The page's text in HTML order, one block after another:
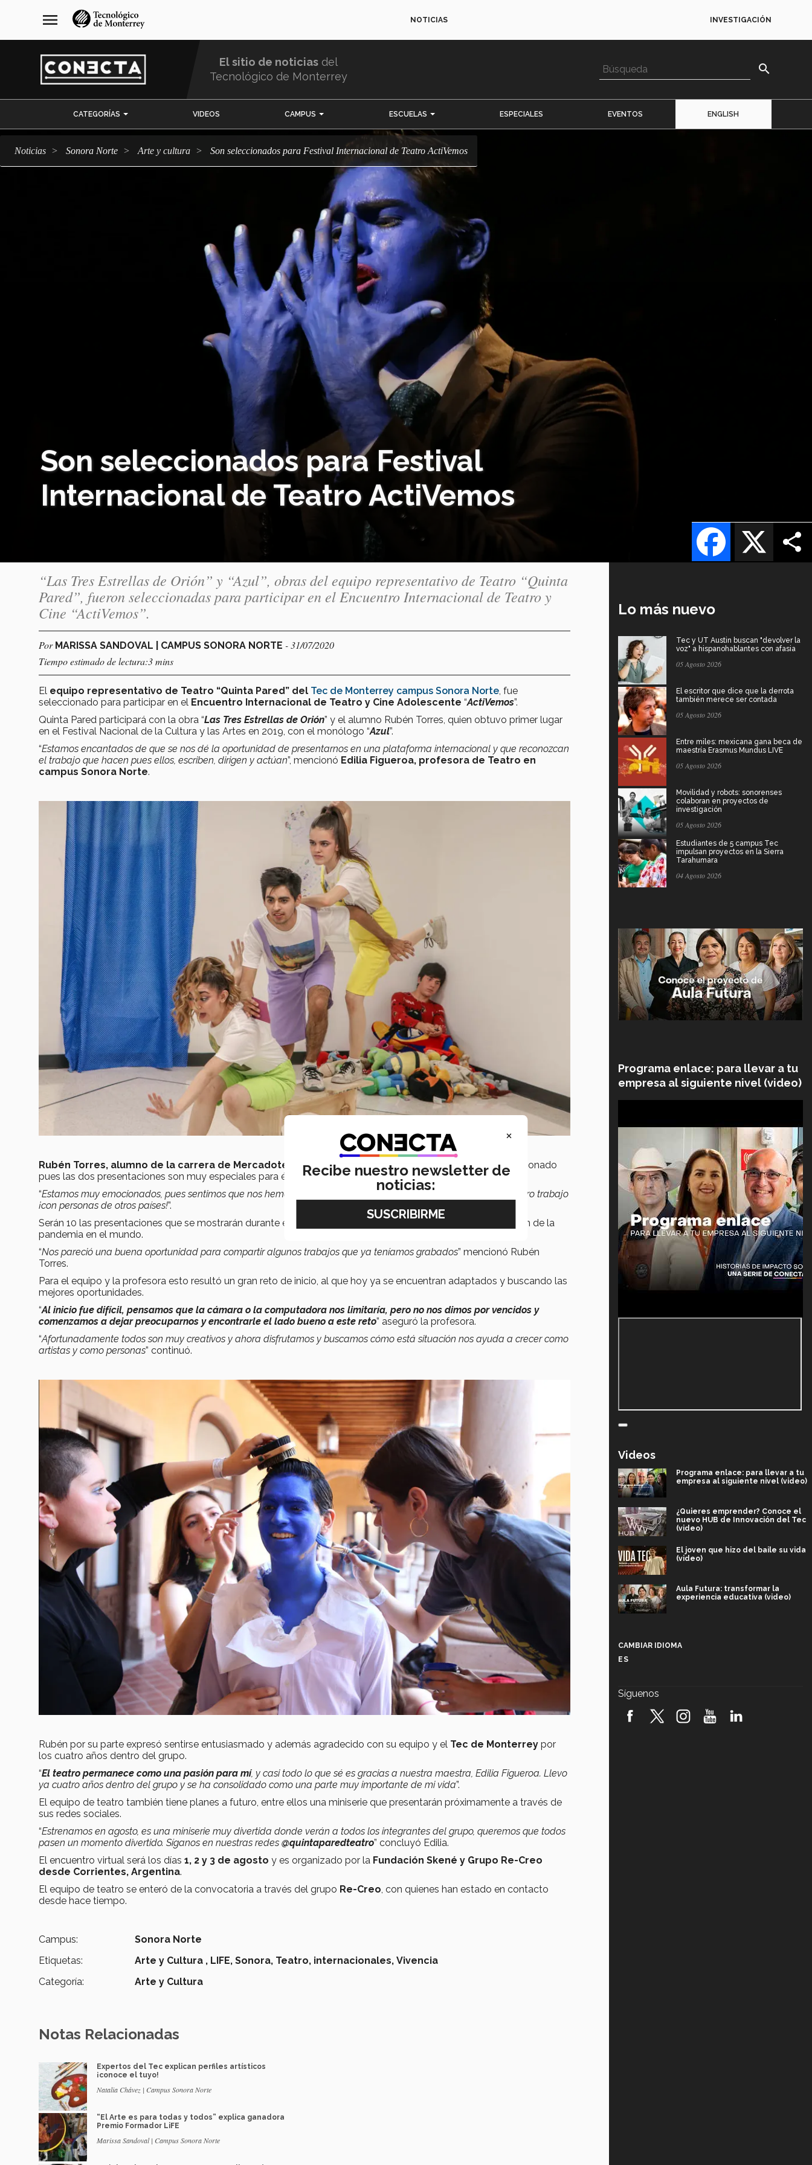
navegación
principal
menu NOTICIAS INVESTIGACIÓN
El sitio de noticias del
Tecnológico de Monterrey
search
CATEGORÍAS VIDEOS CAMPUS ESCUELAS ESPECIALES EVENTOS ENGLISH
Noticias Sonora Norte arte y cultura Son seleccionados para Festival Internacional de Teatro ActiVemos
Son seleccionados para Festival
Internacional de Teatro ActiVemos
X
Facebook
“Las Tres Estrellas de Orión” y “Azul”, obras del equipo representativo de Teatro “Quinta
Pared”, fueron seleccionadas para participar en el Encuentro Internacional de Teatro y
Cine “ActiVemos”.
Por MARISSA SANDOVAL | CAMPUS SONORA NORTE - 31/07/2020
Tiempo estimado de lectura:3 mins
El equipo representativo de Teatro “Quinta Pared” del Tec de Monterrey campus Sonora Norte , fue
seleccionado para participar en el Encuentro Internacional de Teatro y Cine Adolescente “ActiVemos”.
Quinta Pared participará con la obra “Las Tres Estrellas de Orión” y el alumno Rubén Torres, quien obtuvo primer lugar
en el Festival Nacional de la Cultura y las Artes en 2019, con el monólogo “Azul”.
“Estamos encantados de que se nos dé la oportunidad de presentarnos en una plataforma internacional y que reconozcan
el trabajo que hacen pues ellos, escriben, dirigen y actúan”, mencionó Edilia Figueroa, profesora de Teatro en
campus Sonora Norte.
Rubén Torres, alumno de la carrera de Mercadotecnia y Comunicacióncompartió sentirse muy emocionado
pues las dos presentaciones son muy especiales para él.
“Estamos muy emocionados, pues sentimos que nos hemos topado con una gran oportunidad de compartir nuestro trabajo
¡con personas de otros países!”.
Serán 10 las presentaciones que se mostrarán durante el encuentro, este año de manera digital por la situación de la
pandemia en el mundo.
“Nos pareció una buena oportunidad para compartir algunos trabajos que ya teníamos grabados” mencionó Rubén
Torres.
Para el equipo y la profesora esto resultó un gran reto de inicio, al que hoy ya se encuentran adaptados y buscando las
mejores oportunidades.
“Al inicio fue difícil, pensamos que la cámara o la computadora nos limitaría, pero no nos dimos por vencidos y
comenzamos a dejar preocuparnos y encontrarle el lado bueno a este reto” aseguró la profesora.
“Afortunadamente todos son muy creativos y ahora disfrutamos y buscamos cómo está situación nos ayuda a crecer como
artistas y como personas” continuó.
Rubén por su parte expresó sentirse entusiasmado y además agradecido con su equipo y el Tec de Monterrey por
los cuatro años dentro del grupo.
“El teatro permanece como una pasión para mí, y casi todo lo que sé es gracias a nuestra maestra, Edilia Figueroa. Llevo
ya cuatro años dentro del grupo y se ha consolidado como una parte muy importante de mi vida”.
El equipo de teatro también tiene planes a futuro, entre ellos una miniserie que presentarán próximamente a través de
sus redes sociales.
“Estrenamos en agosto, es una miniserie muy divertida donde verán a todos los integrantes del grupo, queremos que todos
pasen un momento divertido. Síganos en nuestras redes @quintaparedteatro” concluyó Edilia.
El encuentro virtual será los días 1, 2 y 3 de agosto y es organizado por la Fundación Skené y Grupo Re-Creo
desde Corrientes, Argentina.
El equipo de teatro se enteró de la convocatoria a través del grupo Re-Creo, con quienes han estado en contacto
desde hace tiempo.
Campus:
Sonora Norte
Etiquetas:
Arte y Cultura , LIFE, Sonora, Teatro, internacionales, Vivencia
Categoría:
Arte y Cultura
Notas Relacionadas
Expertos del Tec explican perfiles artísticos
¡conoce el tuyo!
Natalia Chávez | Campus Sonora Norte
“El Arte es para todas y todos” explica ganadora
Premio Formador LiFE
Marissa Sandoval | Campus Sonora Norte
Lo más nuevo
Tec y UT Austin buscan "devolver la
voz" a hispanohablantes con afasia
05 Agosto 2026
El escritor que dice que la derrota
también merece ser contada
05 Agosto 2026
Entre miles: mexicana gana beca de
maestría Erasmus Mundus LIVE
05 Agosto 2026
Movilidad y robots: sonorenses
colaboran en proyectos de
investigación
05 Agosto 2026
Estudiantes de 5 campus Tec
impulsan proyectos en la Sierra
Tarahumara
04 Agosto 2026
Programa enlace: para llevar a tu
empresa al siguiente nivel (video)
Videos
Programa enlace: para llevar a tu
empresa al siguiente nivel (video)
¿Quieres emprender? Conoce el
nuevo HUB de Innovación del Tec
(video)
El joven que hizo del baile su vida
(video)
Aula Futura: transformar la
experiencia educativa (video)
robótica FIRST 2026! (video)
CAMBIAR IDIOMA
ES
Síguenos
×
Recibe nuestro newsletter de
noticias: